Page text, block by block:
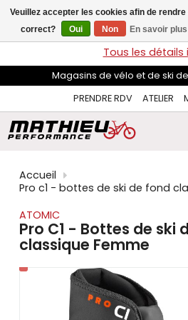
flèches
haut
et
pour
sélectionner
disponible.
Appuyez
pour
accéder
résultat
de
recherche
sélectionné.
utilisateurs
d'appareils
tactiles
peuvent
LIVRAISON GRATUITEsur les
Tous les détails
Magasins de vélo et de ski
PRENDRE RDV
ATELIER
Accueil
Pro c1 - bottes de ski de fond
ATOMIC
Pro C1 - Bottes de ski
classique Femme
Veuillez accepter les cookies afin de
correct?
Oui Non En savoir